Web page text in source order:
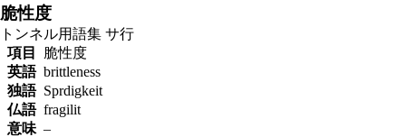
脆性度
トンネル用語集 サ行
項目
脆性度
英語 brittleness
独語 Sprdigkeit
仏語 fragilit
意味 –